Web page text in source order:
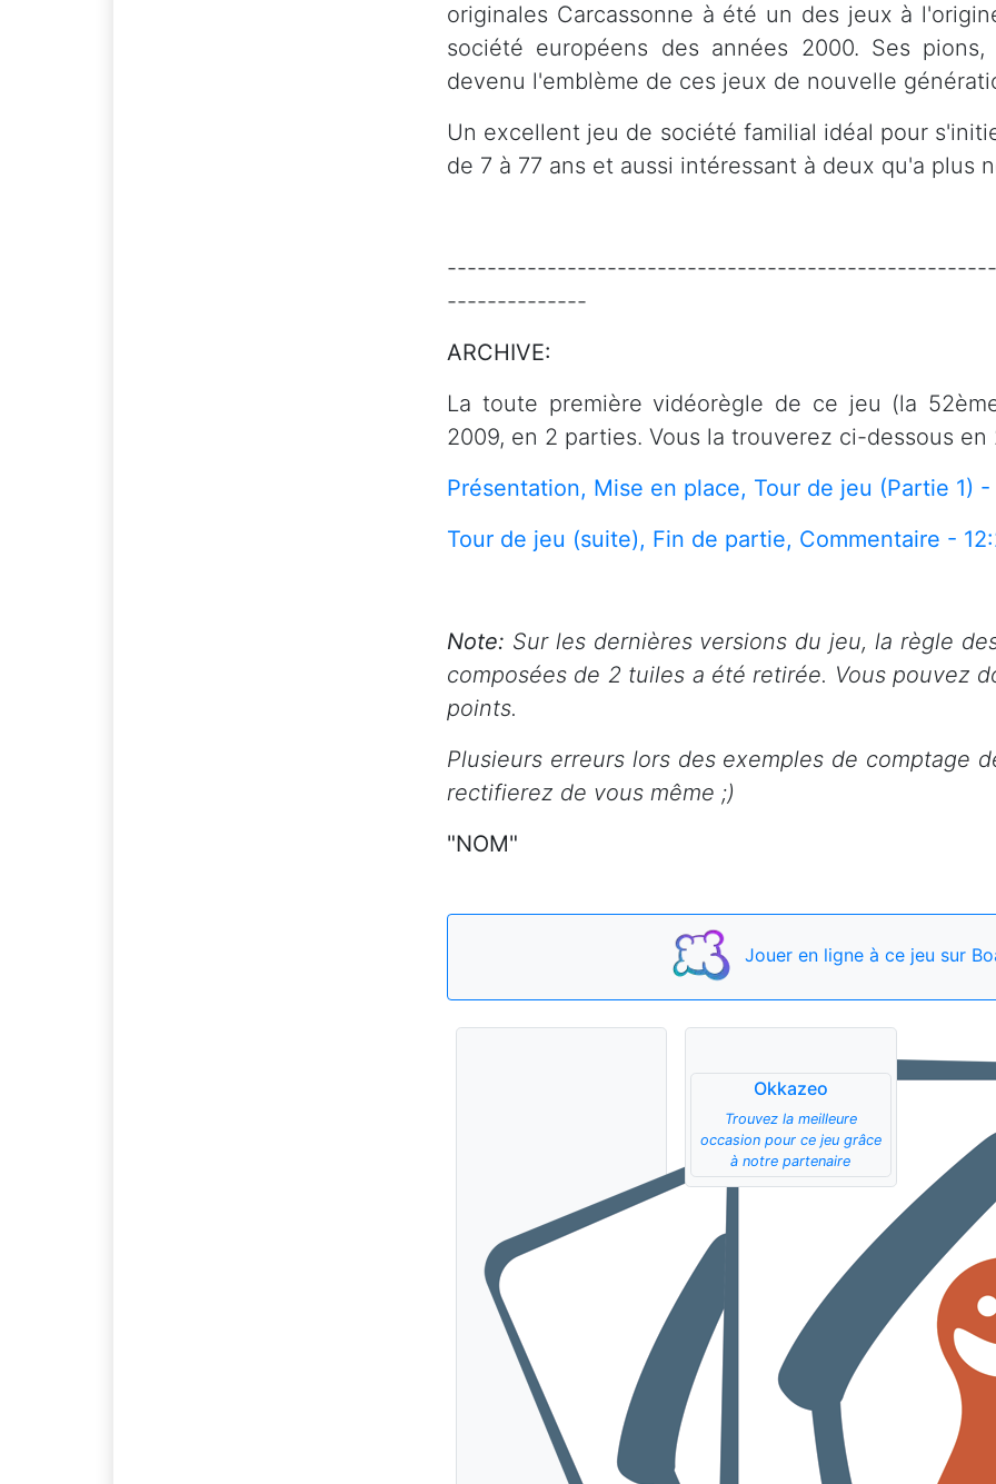
originales Carcassonne à été un des jeux à
société européens des années 2000. Ses
devenu l'emblème de ces jeux de nouvelle
Un excellent jeu de société familial idéal pour
de 7 à 77 ans et aussi intéressant à deux qu'a plus
--------------
ARCHIVE:
La toute première vidéorègle de ce jeu (la
2009, en 2 parties. Vous la trouverez ci-dessous en
Présentation, Mise en place, Tour de jeu (Partie 1)
Tour de jeu (suite), Fin de partie, Commentaire -
Note: Sur les dernières versions du jeu, la règle
composées de 2 tuiles a été retirée. Vous pouvez
points.
Plusieurs erreurs lors des exemples de comptage
rectifierez de vous même ;)
"NOM"
Jouer en ligne à ce jeu sur
Okkazeo
Trouvez la meilleure
occasion pour ce jeu grâce
à notre partenaire